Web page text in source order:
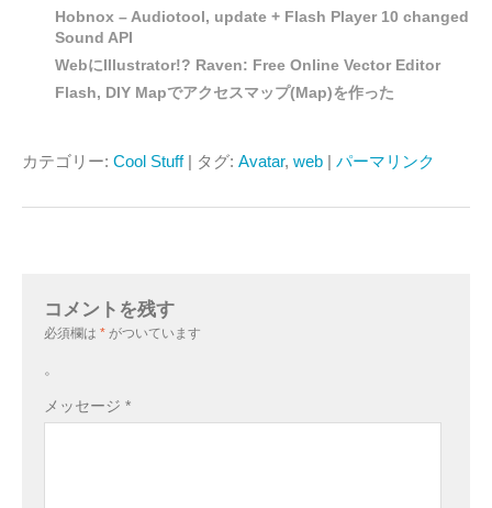
Hobnox – Audiotool, update + Flash Player 10 changed
Sound API
WebにIllustrator!? Raven: Free Online Vector Editor
Flash, DIY Mapでアクセスマップ(Map)を作った
カテゴリー: Cool Stuff| タグ: Avatar, web | パーマリンク
コメントを残す
必須欄は * がついています
。
メッセージ *